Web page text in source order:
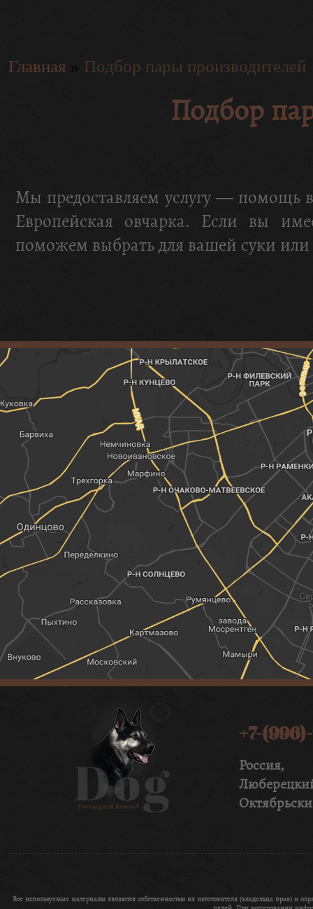
Главная » Подбор пары производителей
Подбор
Мы предоставляем услугу — помощь
Европейская овчарка. Если вы
поможем выбрать для вашей суки или
+7-
Россия,
Все используемые материалы являются собственностью их изготовителя (владельца прав)